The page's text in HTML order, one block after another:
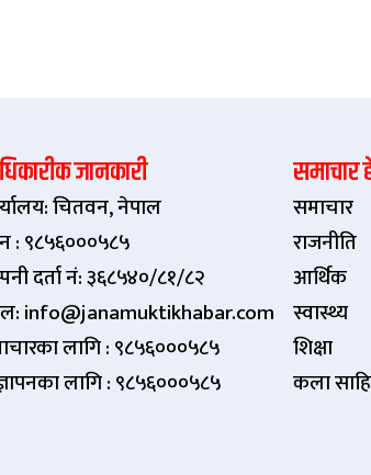
जानकारी
चितवन, नेपाल
: ९८५६०००५८५
दर्ता नं: ३६८५४०/८१/८२
info@janamuktikhabar.com
लागि : ९८५६०००५८५
लागि : ९८५६०००५८५
समाचार
समाचार
राजनीति
आर्थिक
स्वास्थ्य
शिक्षा
कला